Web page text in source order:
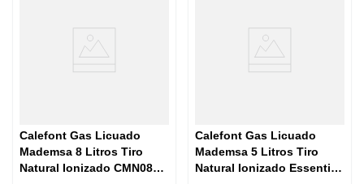
Calefont Gas Licuado
Mademsa 8 Litros Tiro
Natural Ionizado CMN08G
Calefont Gas Licuado
Mademsa 5 Litros Tiro
Natural Ionizado Essential